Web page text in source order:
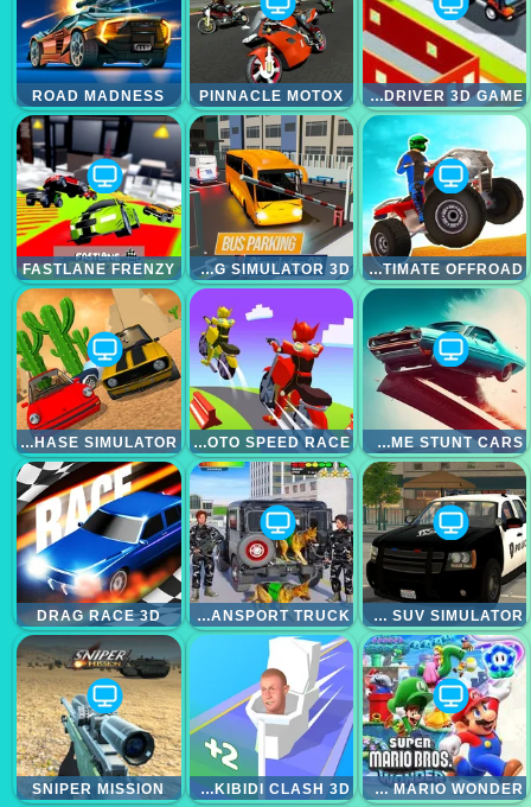
CITY CONSTRUCTOR DRIVER 3D GAME
PINNACLE MOTOX
ROAD MADNESS
ATV ULTIMATE OFFROAD
BUS PARKING SIMULATOR 3D
FASTLANE FRENZY
AGAME STUNT CARS
MINI MOTO SPEED RACE
POLICE CAR CHASE SIMULATOR
AMERICAN POLICE SUV SIMULATOR
US ARMY VEHICLE TRANSPORT TRUCK
DRAG RACE 3D
SUPER MARIO WONDER
JOIN SKIBIDI CLASH 3D
SNIPER MISSION